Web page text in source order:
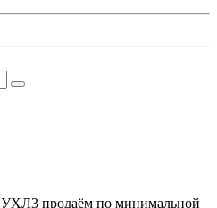
продаём по минимальной